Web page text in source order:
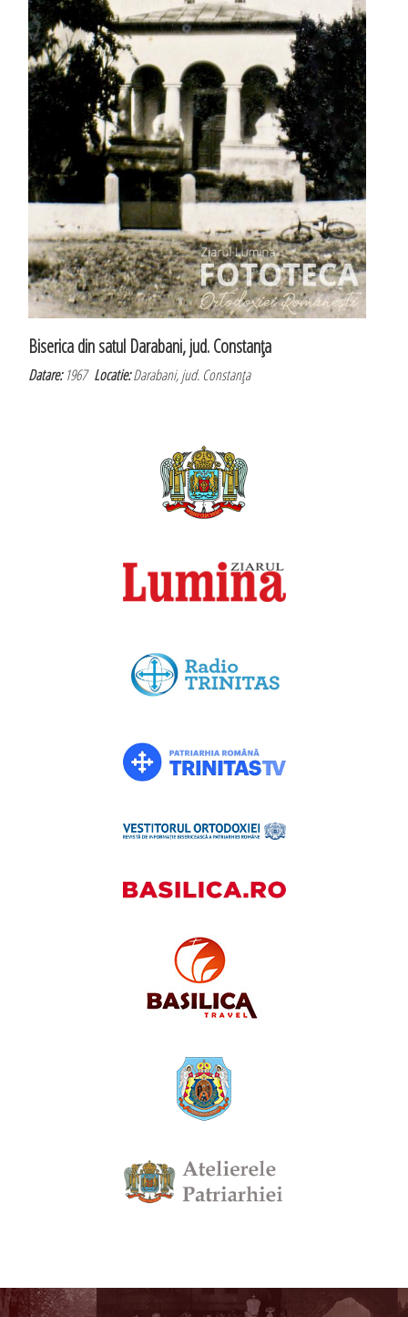
Biserica din satul Darabani, jud. Constanţa
Datare:1967Locatie:Darabani, jud. Constanţa